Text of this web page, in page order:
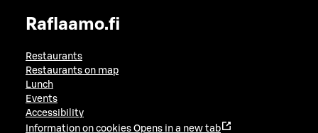
Raflaamo.fi
Restaurants
Restaurants on map
Lunch
Events
Accessibility
Information on cookies Opens in a new tab